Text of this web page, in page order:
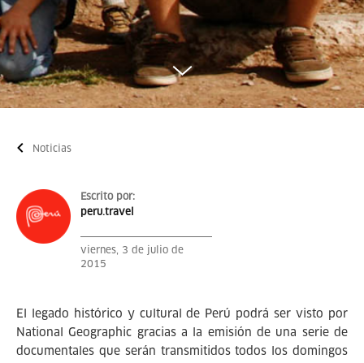
Noticias
Escrito por:
peru.travel
viernes, 3 de julio de
2015
El legado histórico y cultural de Perú podrá ser visto por
National Geographic gracias a la emisión de una serie de
documentales que serán transmitidos todos los domingos